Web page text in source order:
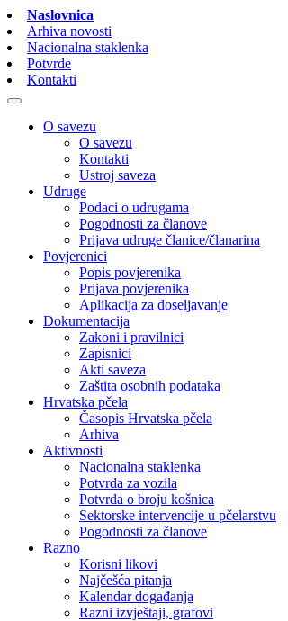
Naslovnica
Arhiva novosti
Nacionalna staklenka
Potvrde
Kontakti
O savezu
O savezu
Kontakti
Ustroj saveza
Udruge
Podaci o udrugama
Pogodnosti za članove
Prijava udruge članice/članarina
Povjerenici
Popis povjerenika
Prijava povjerenika
Aplikacija za doseljavanje
Dokumentacija
Zakoni i pravilnici
Zapisnici
Akti saveza
Zaštita osobnih podataka
Hrvatska pčela
Časopis Hrvatska pčela
Arhiva
Aktivnosti
Nacionalna staklenka
Potvrda za vozila
Potvrda o broju košnica
Sektorske intervencije u pčelarstvu
Pogodnosti za članove
Razno
Korisni likovi
Najčešća pitanja
Kalendar događanja
Razni izvještaji, grafovi